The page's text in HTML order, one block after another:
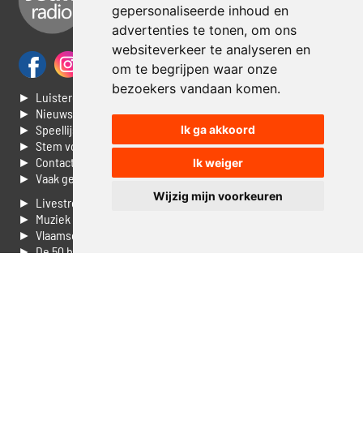
gepersonaliseerde inhoud en
advertenties te tonen, om ons
websiteverkeer te analyseren en
om te begrijpen waar onze
bezoekers vandaan komen.
Ik ga akkoord
Ik weiger
Wijzig mijn voorkeuren
► Luisteren naar Jouwradio
► Nieuws
► Speellijst
► Stem voor de Dag top 3
► Contacteer ons
► Vaak gestelde vragen
► Livestream informatie
► Muziek opzoeken
► Vlaamse 100 Aller tijden
► De 50 beste van...